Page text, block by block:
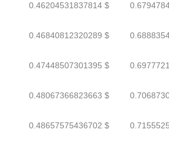
0.46204531837814 $
0.46840812320289 $
0.47448507301395 $
0.48067366823663 $
0.48657575436702 $